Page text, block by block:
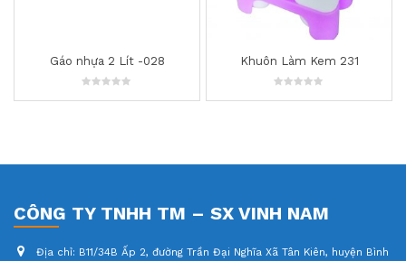
Khuôn Làm Kem 231 Bộ Rổ màu (3 cái) -116
CÔNG TY TNHH TM – SX VINH NAM
Địa chỉ: B11/34B Ấp 2, đường Trần Đại Nghĩa Xã Tân Kiên, huyện Bình